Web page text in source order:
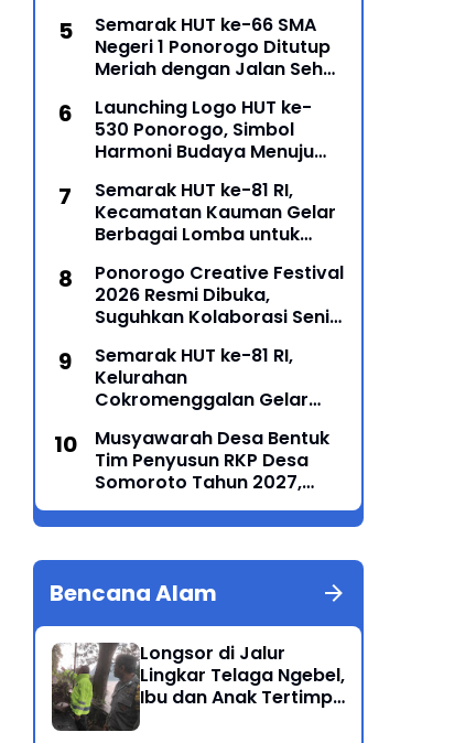
Semarak HUT ke-66 SMA
Negeri 1 Ponorogo Ditutup
Meriah dengan Jalan Sehat
Lomba Ponorogo – Puncak
peringatan Hari Ulang
Launching Logo HUT ke-
530 Ponorogo, Simbol
Harmoni Budaya Menuju
Semarak HUT ke-81 RI,
Kecamatan Kauman Gelar
Berbagai Lomba untuk
Masyarakat
Ponorogo Creative Festival
2026 Resmi Dibuka,
Suguhkan Kolaborasi Seni
Memukau
Semarak HUT ke-81 RI,
Kelurahan
Cokromenggalan Gelar
Musyawarah Desa Bentuk
Tim Penyusun RKP Desa
Somoroto Tahun 2027,
Partisipatif
Bencana Alam
Longsor di Jalur
Lingkar Telaga Ngebel,
Ibu dan Anak Tertimpa